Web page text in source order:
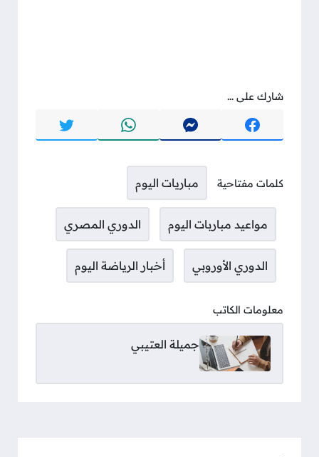
شارك على ...
كلمات مفتاحية مباريات اليوم
مواعيد مباربات اليوم الدوري المصري
الدوري الأوروبي أخبار الرياضة اليوم
معلومات الكاتب
جميلة العتيبي